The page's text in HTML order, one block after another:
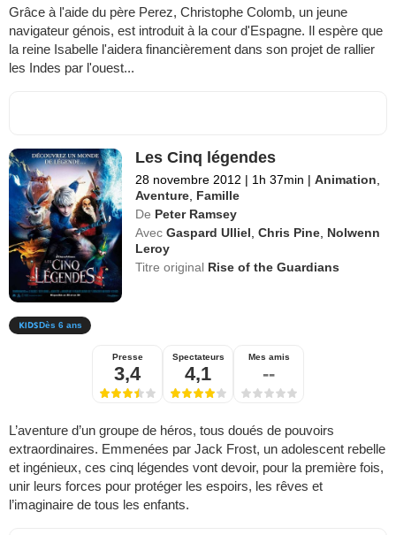
Grâce à l'aide du père Perez, Christophe Colomb, un jeune
navigateur génois, est introduit à la cour d'Espagne. Il espère que
la reine Isabelle l'aidera financièrement dans son projet de rallier
les Indes par l'ouest...
Les Cinq légendes
28 novembre 2012 | 1h 37min | Animation
Aventure Famille
De Peter Ramsey
Avec Gaspard Ulliel ,Chris Pine Nolwenn
Leroy
Titre original Rise of the Guardians
Dès 6 ans
Presse
3,4
Spectateurs
4,1
Mes amis
--
L’aventure d’un groupe de héros, tous doués de pouvoirs
extraordinaires. Emmenées par Jack Frost, un adolescent rebelle
et ingénieux, ces cinq légendes vont devoir, pour la première fois,
unir leurs forces pour protéger les espoirs, les rêves et
l’imaginaire de tous les enfants.